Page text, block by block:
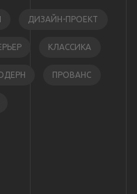
ДИЗАЙН-ПРОЕКТ
КЛАССИКА
ПРОВАНС